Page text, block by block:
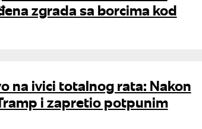
zgrada sa borcima kod
na ivici totalnog rata: Nakon
i zapretio potpunim